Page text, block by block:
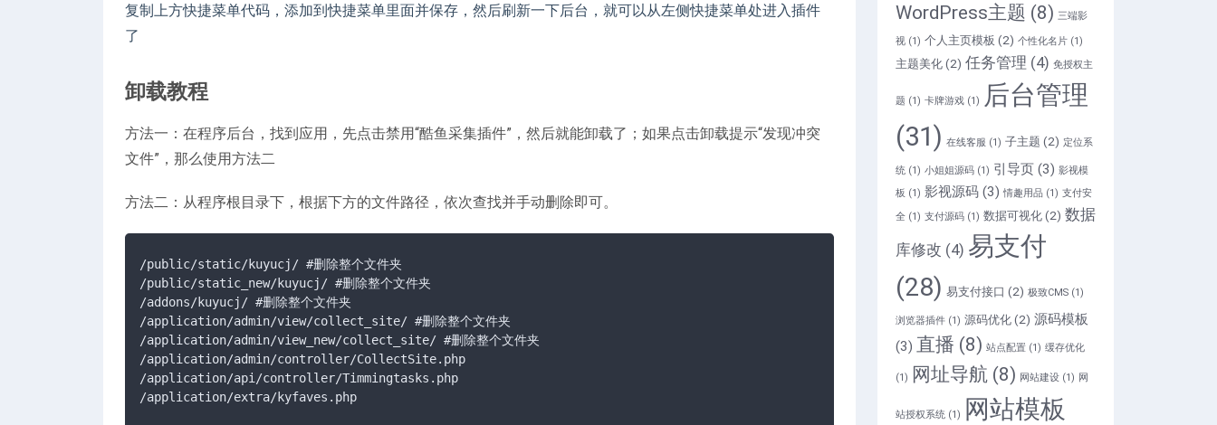
复制上方快捷菜单代码，添加到快捷菜单里面并保存，然后刷新一下后台，就可以从左侧快捷菜单处进入插件
了
卸载教程
方法一：在程序后台，找到应用，先点击禁用“酷鱼采集插件”，然后就能卸载了；如果点击卸载提示“发现冲突
文件”，那么使用方法二
方法二：从程序根目录下，根据下方的文件路径，依次查找并手动删除即可。
/public/static/kuyucj/ #删除整个文件夹
/public/static_new/kuyucj/ #删除整个文件夹
/addons/kuyucj/ #删除整个文件夹
/application/admin/view/collect_site/ #删除整个文件夹
/application/admin/view_new/collect_site/ #删除整个文件夹
/application/admin/controller/CollectSite.php
/application/api/controller/Timmingtasks.php
/application/extra/kyfaves.php
WordPress主题 (8) 三端影
视 (1) 个人主页模板 (2) 个性化名片 (1)
主题美化 (2) 任务管理 (4) 免授权主
题 (1) 卡牌游戏 (1)
后台管理
(31) 在线客服 (1) 子主题 (2) 定位系
统 (1) 小姐姐源码 (1) 引导页 (3) 影视模
板 (1) 影视源码 (3) 情趣用品 (1) 支付安
全 (1) 支付源码 (1) 数据可视化 (2) 数据
库修改 (4) 易支付
(28) 易支付接口 (2) 极致CMS (1)
浏览器插件 (1) 源码优化 (2) 源码模板
(3) 直播 (8) 站点配置 (1) 缓存优化
(1) 网址导航 (8) 网站建设 (1) 网
站授权系统 (1) 网站模板